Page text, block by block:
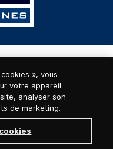
», vous
votre appareil
analyser son
de marketing.